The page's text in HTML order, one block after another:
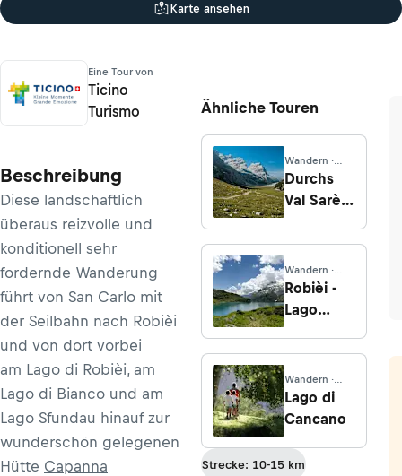
Karte ansehen
Eine Tour von
Ticino
Turismo
Beschreibung
Diese landschaftlich
überaus reizvolle und
konditionell sehr
fordernde Wanderung
führt von San Carlo mit
der Seilbahn nach Robièi
und von dort vorbei
am Lago di Robièi, am
Lago di Bianco und am
Lago Sfundau hinauf zur
wunderschön gelegenen
Hütte Capanna
Ähnliche Touren
Wandern ·
Südtirol
Durchs
Val Sarè
das
Rifugio
Scotoni
Wandern ·
Tessin
Robièi -
Lago
Wandern ·
Lombardei
Lago di
Cancano
Strecke: 10-15 km